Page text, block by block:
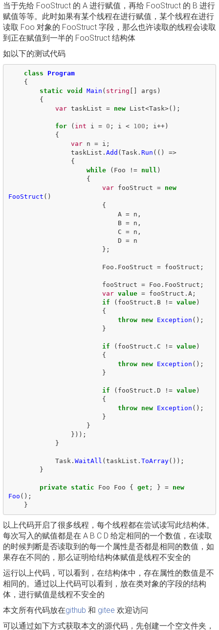
当于先给 FooStruct 的 A 进行赋值，再给 FooStruct 的 B 进行
赋值等等。此时如果有某个线程在进行赋值，某个线程在进行
读取 Foo 对象的 FooStruct 字段，那么也许读取的线程会读取
到正在赋值到一半的 FooStruct 结构体
如以下的测试代码
class
Program
{
static void Main ( string args )
{
var taskList = new List<Task>();
for ( int i = 0 ; i < 100 ; i++)
{
var
n = i ;
taskList . Add ( Task. Run (()
=>
{
while
( Foo != null )
{
var
fooStruct =
new
FooStruct ()
{
A = n ,
B = n ,
C = n ,
D =
n
};
Foo . FooStruct = fooStruct ;
fooStruct = Foo . FooStruct ;
var value = fooStruct . A;
if
( fooStruct . B != value)
{
throw
new Exception ();
}
if ( fooStruct . C != value)
{
throw
new Exception ();
}
if ( fooStruct . D != value)
{
throw
new Exception ();
}
}
}));
}
Task. WaitAll ( taskList . ToArray());
}
private static Foo Foo { get ; } =
new
Foo ();
}
以上代码开启了很多线程，每个线程都在尝试读写此结构体。
每次写入的赋值都是在 A B C D 给定相同的一个数值，在读取
的时候判断是否读取到的每一个属性是否都是相同的数值，如
果存在不同的，那么证明给结构体赋值是线程不安全的
运行以上代码，可以看到，在结构体中，存在属性的数值是不
相同的。通过以上代码可以看到，放在类对象的字段的结构
体，进行赋值是线程不安全的
本文所有代码放在github 和 gitee 欢迎访问
可以通过如下方式获取本文的源代码，先创建一个空文件夹，